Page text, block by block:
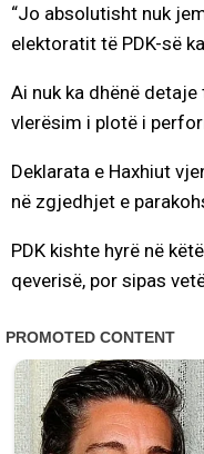
“Jo absolutisht nuk
elektoratit të PDK-së
Ai nuk ka dhënë
vlerësim i plotë i
Deklarata e Haxhiut
në zgjedhjet e
PDK kishte hyrë në
qeverisë, por sipas